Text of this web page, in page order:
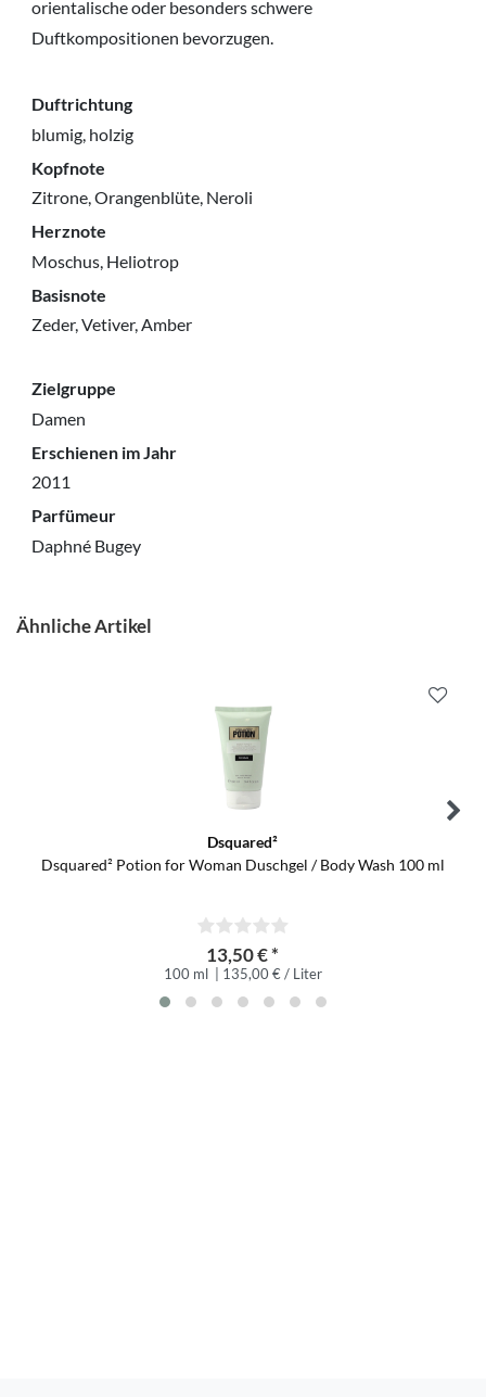
orientalische oder besonders schwere
Duftkompositionen bevorzugen.
Duftrichtung
blumig, holzig
Kopfnote
Zitrone, Orangenblüte, Neroli
Herznote
Moschus, Heliotrop
Basisnote
Zeder, Vetiver, Amber
Zielgruppe
Damen
Erschienen im Jahr
2011
Parfümeur
Daphné Bugey
Ähnliche Artikel
Dsquared²
Dsquared² Potion for Woman Duschgel / Body Wash 100 ml
13,50 € *
100 ml | 135,00 € / Liter